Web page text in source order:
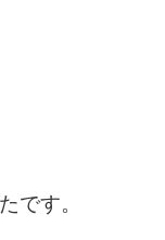
です。